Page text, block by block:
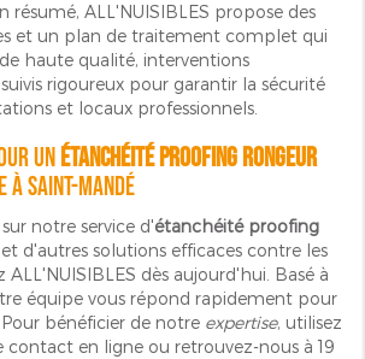
résumé, ALL'NUISIBLES propose des
et un plan de traitement complet qui
haute qualité, interventions
rigoureux pour garantir la sécurité
et locaux professionnels.
unétanchéité proofing rongeur
SAINT-MANDÉ
notre service d'étanchéité proofing
d'autres solutions efficaces contre les
dès aujourd'hui. Basé à
équipe vous répond rapidement pour
bénéficier de notre expertise, utilisez
en ligne ou retrouvez-nous à 19